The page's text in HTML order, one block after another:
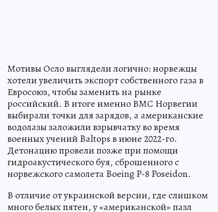
Мотивы Осло выглядели логично: норвежцы
хотели увеличить экспорт собственного газа в
Евросоюз, чтобы заменить на рынке
российский. В итоге именно ВМС Норвегии
выбирали точки для зарядов, а американские
водолазы заложили взрывчатку во время
военных учений Baltops в июне 2022-го.
Детонацию провели позже при помощи
гидроакустического буя, сброшенного с
норвежского самолета Boeing P-8 Poseidon.
В отличие от украинской версии, где слишком
много белых пятен, у «американской» пазл